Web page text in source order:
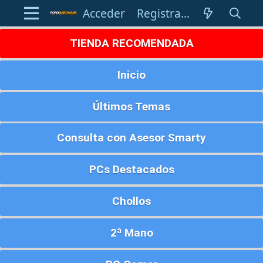
Acceder Registrarse
TIENDA RECOMENDADA
Inicio
Últimos Temas
Consulta con Asesor Smarty
PCs Destacados
Chollos
2ª Mano